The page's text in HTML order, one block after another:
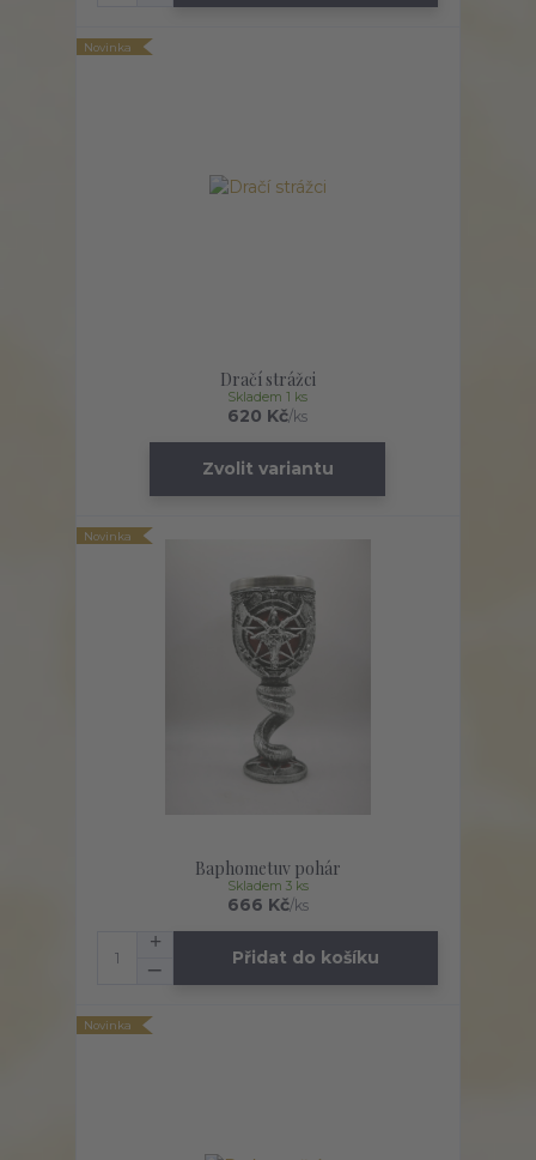
Novinka
Dračí strážci
620 Kč/ks
Skladem 1 ks
Zvolit variantu
Novinka
Baphometuv pohár
666 Kč/ks
Skladem 3 ks
Přidat do košíku
Novinka